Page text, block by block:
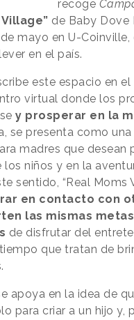
recoge
de Baby Dove
mayo en U-Coinville,
en el país.
este espacio en
virtual donde los
y prosperar en la
se presenta como una
madres que desean
los niños y en la
sentido, “Real Moms
en contacto con
las mismas
de disfrutar del
que tratan de
apoya en la idea de
para criar a un hijo y,